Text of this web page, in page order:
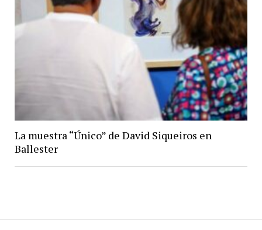
La muestra “Único” de David Siqueiros en
Ballester